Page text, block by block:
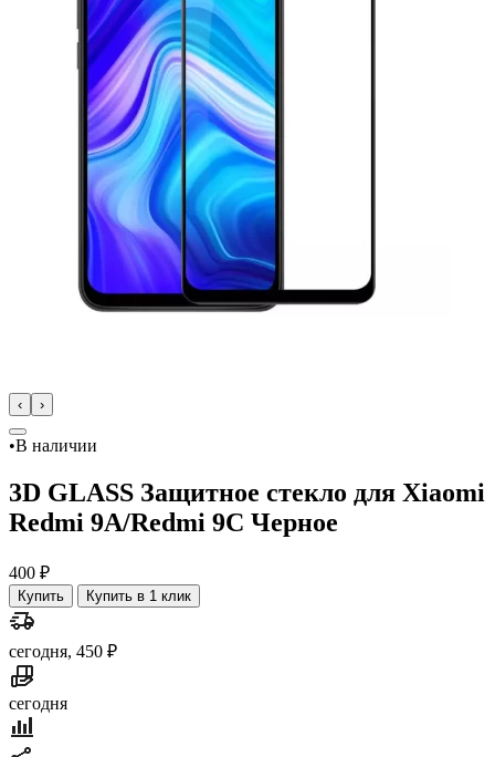
‹ ›
•В наличии
3D GLASS Защитное стекло для Xiaomi
Redmi 9A/Redmi 9C Черное
400 ₽
Купить Купить в 1 клик
сегодня, 450 ₽
сегодня